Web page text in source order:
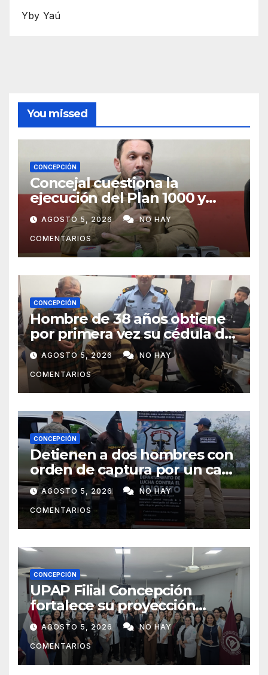
Yby Yaú
You missed
CONCEPCIÓN
Concejal cuestiona la
ejecución del Plan 1000 y
pide mayor participación del
municipio
AGOSTO 5, 2026 NO HAY
COMENTARIOS
CONCEPCIÓN
Hombre de 38 años obtiene
por primera vez su cédula de
identidad en Concepción
AGOSTO 5, 2026 NO HAY
COMENTARIOS
CONCEPCIÓN
Detienen a dos hombres con
orden de captura por un caso
de abigeato
AGOSTO 5, 2026 NO HAY
COMENTARIOS
CONCEPCIÓN
UPAP Filial Concepción
fortalece su proyección
internacional con la visita del
Prof. Dr. Antonio Castaño,
referente de la Universidad
de Sevilla
AGOSTO 5, 2026 NO HAY
COMENTARIOS